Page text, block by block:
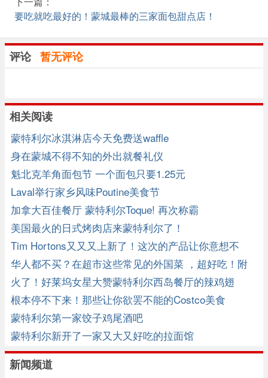
要吃就吃最好的！蒙城最棒的三家面包甜点店！
评论 暂无评论
相关阅读
蒙特利尔冰淇淋店今天免费送waffle
身在蒙城不得不知的外出就餐礼仪
魁北克羊角面包节 一个面包只要1.25元
Laval举行家乡风味Poutine美食节
加拿大百佳餐厅 蒙特利尔Toque! 再次称霸
美国最火的日式烤肉店来蒙特利尔了！
Tim Hortons又又又上新了！这次的产品让你意想不
到！
华人都不买？在超市这些常见的外国菜 ，超好吃！附
做法
火了！好莱坞女星大赞蒙特利尔西岛餐厅的辣鸡翅
根本停不下来！那些让你欲罢不能的Costco美食
蒙特利尔第一家饺子鸡尾酒吧
蒙特利尔新开了一家又大又好吃的拉面馆
新闻频道